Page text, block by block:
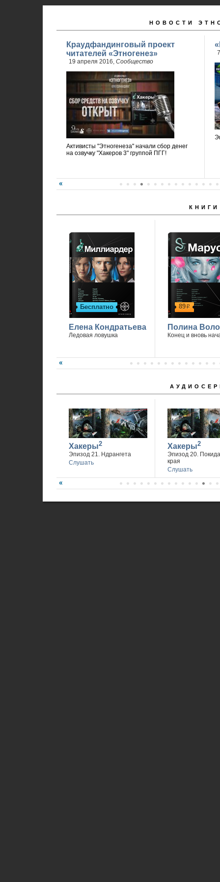
НОВОСТИ
Краудфандинговый проект
читателей «Этногенез»
19 апреля 2016, Сообщество
Активисты "Этногенеза" начали сбор денег
на озвучку "Хакеров 3" группой ПГГ!
КНИГИ
Бесплатно
Елена Кондратьева
Ледовая ловушка
89р
Полина
Конец и вновь
Хакеры2
Эпизод 21. Ндрангета
Слушать
Хакеры2
Эпизод 20.
края
Слушать